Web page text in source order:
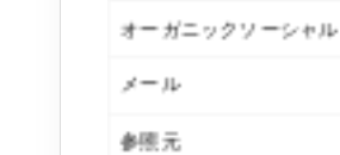
オーガニックソーシャル
メール
参照元